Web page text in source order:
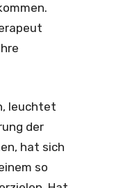
leuchtet
der
hat sich
so